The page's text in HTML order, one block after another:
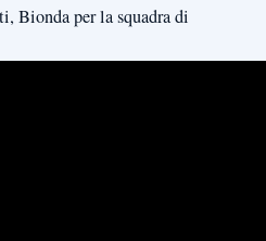
Bionda per la squadra di